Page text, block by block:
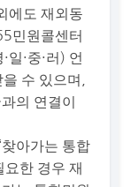
에도 재외동
민원콜센터
·중·러) 언
수 있으며,
의 연결이
아가는 통합
요한 경우 재